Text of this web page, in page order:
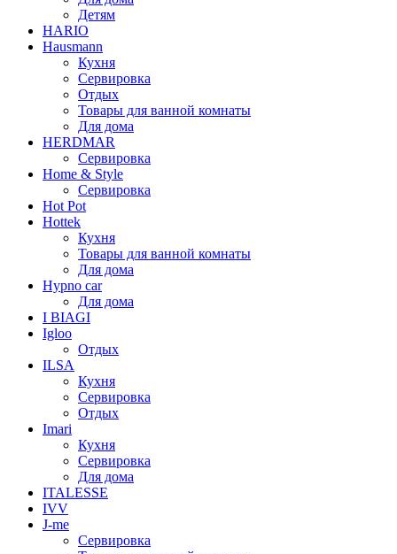
Детям
HARIO
Hausmann
Кухня
Сервировка
Отдых
Товары для ванной комнаты
Для дома
HERDMAR
Сервировка
Home & Style
Сервировка
Hot Pot
Hottek
Кухня
Товары для ванной комнаты
Для дома
Hypno car
Для дома
I BIAGI
Igloo
Отдых
ILSA
Кухня
Сервировка
Отдых
Imari
Кухня
Сервировка
Для дома
ITALESSE
IVV
J-me
Сервировка